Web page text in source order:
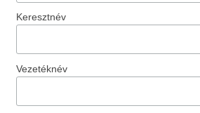
Keresztnév
Vezetéknév